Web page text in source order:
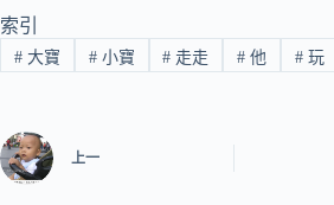
索引
#大寶 #小寶 # 走走 # 他 # 玩
上一